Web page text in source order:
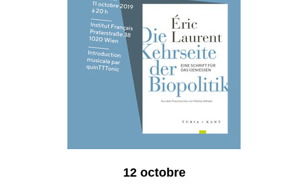
12 octobre